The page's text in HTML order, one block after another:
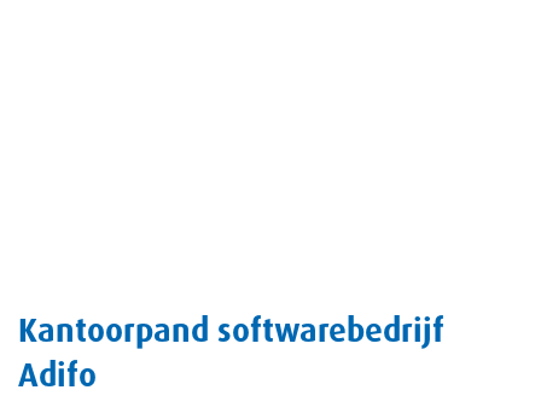
Kantoorpand softwarebedrijf
Adifo